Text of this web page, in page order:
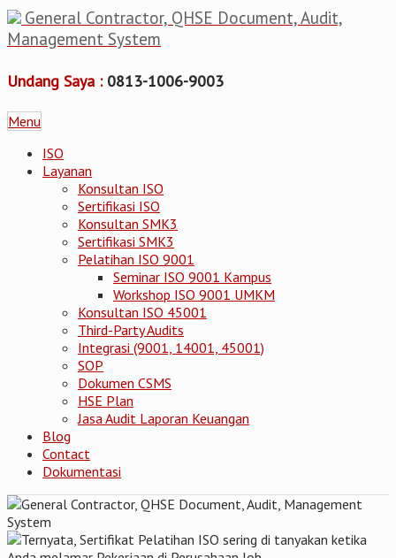
General Contractor, QHSE Document, Audit,
Management System
Undang Saya : 0813-1006-9003
Menu
ISO
Layanan
Konsultan ISO
Sertifikasi ISO
Konsultan SMK3
Sertifikasi SMK3
Pelatihan ISO 9001
Seminar ISO 9001 Kampus
Workshop ISO 9001 UMKM
Konsultan ISO 45001
Third-Party Audits
Integrasi (9001, 14001, 45001)
SOP
Dokumen CSMS
HSE Plan
Jasa Audit Laporan Keuangan
Blog
Contact
Dokumentasi